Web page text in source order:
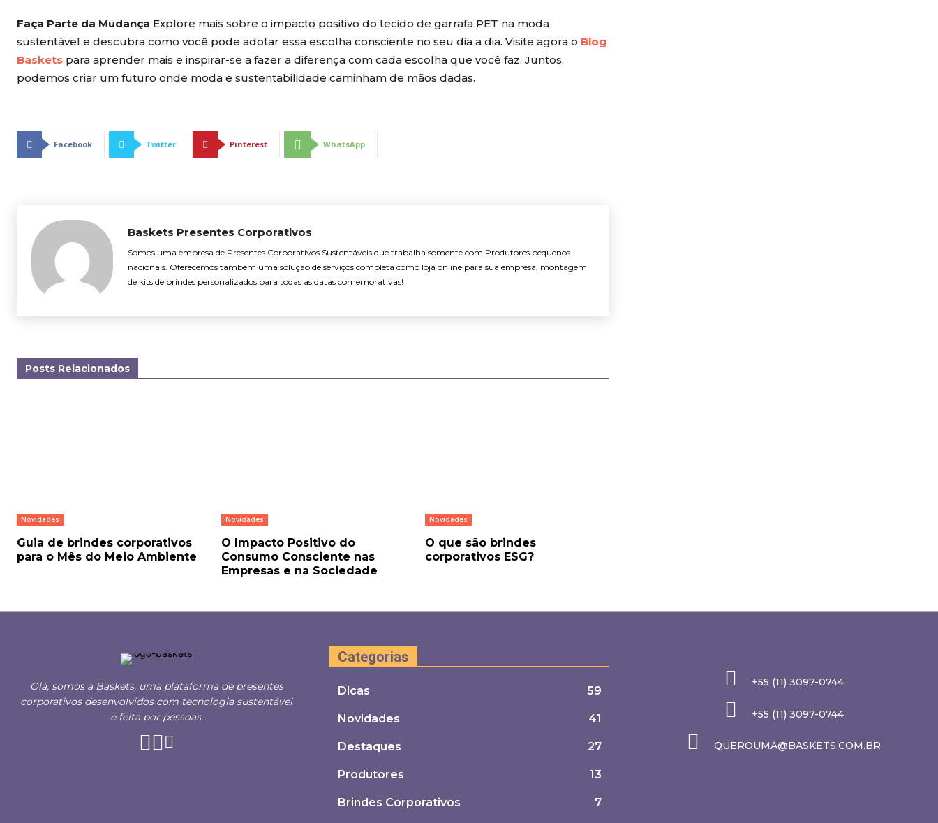
Faça Parte da Mudança Explore mais sobre o impacto positivo do tecido de garrafa PET na moda
sustentável e descubra como você pode adotar essa escolha consciente no seu dia a dia. Visite agora o Blog
Baskets para aprender mais e inspirar-se a fazer a diferença com cada escolha que você faz. Juntos,
podemos criar um futuro onde moda e sustentabilidade caminham de mãos dadas.
Facebook Twitter Pinterest WhatsApp
Baskets Presentes Corporativos
Somos uma empresa de Presentes Corporativos Sustentáveis que trabalha somente com Produtores pequenos
nacionais. Oferecemos também uma solução de serviços completa como loja online para sua empresa, montagem
de kits de brindes personalizados para todas as datas comemorativas!
Posts Relacionados
Novidades
Guia de brindes corporativos
para o Mês do Meio Ambiente
Novidades
O Impacto Positivo do
Consumo Consciente nas
Empresas e na Sociedade
Novidades
O que são brindes
corporativos ESG?
Olá, somos a Baskets, uma plataforma de presentes
corporativos desenvolvidos com tecnologia sustentável
e feita por pessoas.
Categorias
Dicas 59
Novidades 41
Destaques 27
Produtores 13
Brindes Corporativos 7
+55 (11) 3097-0744
+55 (11) 3097-0744
QUEROUMA@BASKETS.COM.BR